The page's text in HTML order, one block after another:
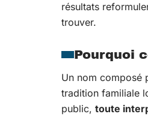
résultats
trouver.
Pourquoi
Un nom composé
tradition familiale
public, toute